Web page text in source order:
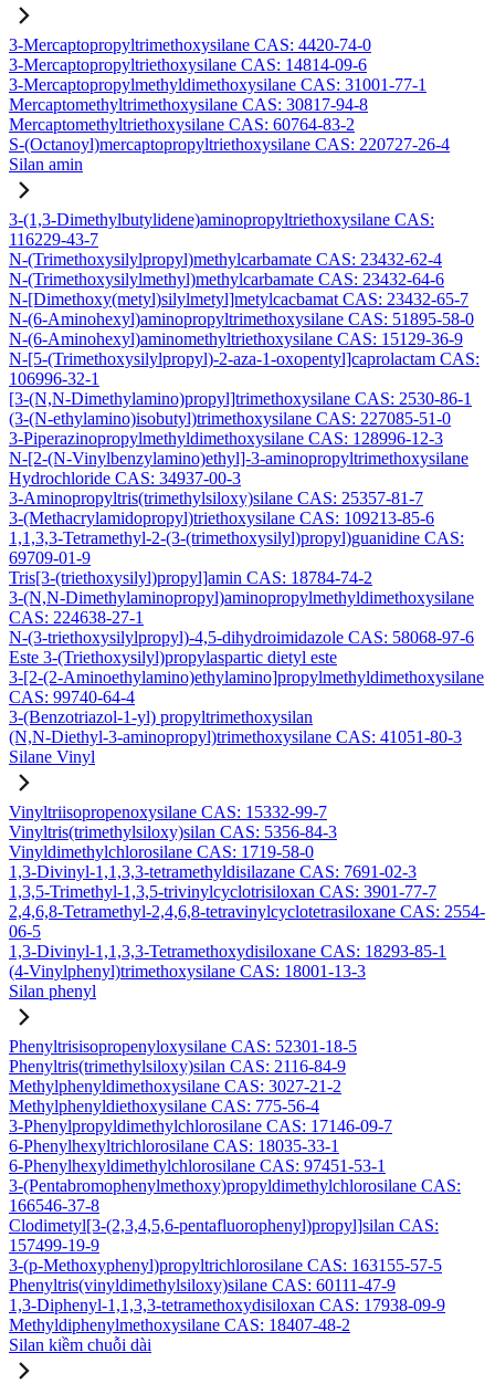
3-Mercaptopropyltrimethoxysilane CAS: 4420-74-0
3-Mercaptopropyltriethoxysilane CAS: 14814-09-6
3-Mercaptopropylmethyldimethoxysilane CAS: 31001-77-1
Mercaptomethyltrimethoxysilane CAS: 30817-94-8
Mercaptomethyltriethoxysilane CAS: 60764-83-2
S-(Octanoyl)mercaptopropyltriethoxysilane CAS: 220727-26-4
Silan amin
3-(1,3-Dimethylbutylidene)aminopropyltriethoxysilane CAS:
116229-43-7
N-(Trimethoxysilylpropyl)methylcarbamate CAS: 23432-62-4
N-(Trimethoxysilylmethyl)methylcarbamate CAS: 23432-64-6
N-[Dimethoxy(metyl)silylmetyl]metylcacbamat CAS: 23432-65-7
N-(6-Aminohexyl)aminopropyltrimethoxysilane CAS: 51895-58-0
N-(6-Aminohexyl)aminomethyltriethoxysilane CAS: 15129-36-9
N-[5-(Trimethoxysilylpropyl)-2-aza-1-oxopentyl]caprolactam CAS:
106996-32-1
[3-(N,N-Dimethylamino)propyl]trimethoxysilane CAS: 2530-86-1
(3-(N-ethylamino)isobutyl)trimethoxysilane CAS: 227085-51-0
3-Piperazinopropylmethyldimethoxysilane CAS: 128996-12-3
N-[2-(N-Vinylbenzylamino)ethyl]-3-aminopropyltrimethoxysilane
Hydrochloride CAS: 34937-00-3
3-Aminopropyltris(trimethylsiloxy)silane CAS: 25357-81-7
3-(Methacrylamidopropyl)triethoxysilane CAS: 109213-85-6
1,1,3,3-Tetramethyl-2-(3-(trimethoxysilyl)propyl)guanidine CAS:
69709-01-9
Tris[3-(triethoxysilyl)propyl]amin CAS: 18784-74-2
3-(N,N-Dimethylaminopropyl)aminopropylmethyldimethoxysilane
CAS: 224638-27-1
N-(3-triethoxysilylpropyl)-4,5-dihydroimidazole CAS: 58068-97-6
Este 3-(Triethoxysilyl)propylaspartic dietyl este
3-[2-(2-Aminoethylamino)ethylamino]propylmethyldimethoxysilane
CAS: 99740-64-4
3-(Benzotriazol-1-yl) propyltrimethoxysilan
(N,N-Diethyl-3-aminopropyl)trimethoxysilane CAS: 41051-80-3
Silane Vinyl
Vinyltriisopropenoxysilane CAS: 15332-99-7
Vinyltris(trimethylsiloxy)silan CAS: 5356-84-3
Vinyldimethylchlorosilane CAS: 1719-58-0
1,3-Divinyl-1,1,3,3-tetramethyldisilazane CAS: 7691-02-3
1,3,5-Trimethyl-1,3,5-trivinylcyclotrisiloxan CAS: 3901-77-7
2,4,6,8-Tetramethyl-2,4,6,8-tetravinylcyclotetrasiloxane CAS: 2554-
06-5
1,3-Divinyl-1,1,3,3-Tetramethoxydisiloxane CAS: 18293-85-1
(4-Vinylphenyl)trimethoxysilane CAS: 18001-13-3
Silan phenyl
Phenyltrisisopropenyloxysilane CAS: 52301-18-5
Phenyltris(trimethylsiloxy)silan CAS: 2116-84-9
Methylphenyldimethoxysilane CAS: 3027-21-2
Methylphenyldiethoxysilane CAS: 775-56-4
3-Phenylpropyldimethylchlorosilane CAS: 17146-09-7
6-Phenylhexyltrichlorosilane CAS: 18035-33-1
6-Phenylhexyldimethylchlorosilane CAS: 97451-53-1
3-(Pentabromophenylmethoxy)propyldimethylchlorosilane CAS:
166546-37-8
Clodimetyl[3-(2,3,4,5,6-pentafluorophenyl)propyl]silan CAS:
157499-19-9
3-(p-Methoxyphenyl)propyltrichlorosilane CAS: 163155-57-5
Phenyltris(vinyldimethylsiloxy)silane CAS: 60111-47-9
1,3-Diphenyl-1,1,3,3-tetramethoxydisiloxan CAS: 17938-09-9
Methyldiphenylmethoxysilane CAS: 18407-48-2
Silan kiềm chuỗi dài